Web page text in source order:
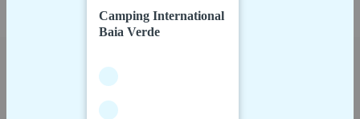
Camping International
Baia Verde